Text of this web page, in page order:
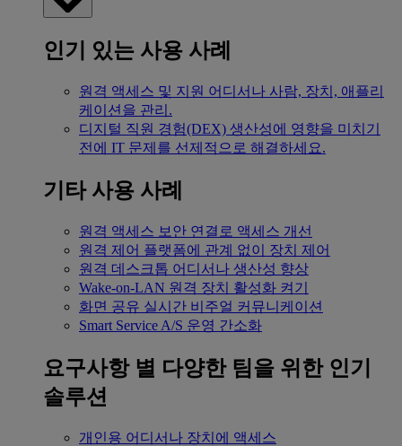
인기 있는 사용 사례
원격 액세스 및 지원 어디서나 사람, 장치, 애플리
케이션을 관리.
디지털 직원 경험(DEX) 생산성에 영향을 미치기
전에 IT 문제를 선제적으로 해결하세요.
기타 사용 사례
원격 액세스 보안 연결로 액세스 개선
원격 제어 플랫폼에 관계 없이 장치 제어
원격 데스크톱 어디서나 생산성 향상
Wake-on-LAN 원격 장치 활성화 켜기
화면 공유 실시간 비주얼 커뮤니케이션
Smart Service A/S 운영 간소화
요구사항 별 다양한 팀을 위한 인기
솔루션
개인용 어디서나 장치에 액세스